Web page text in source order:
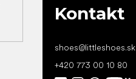
Kontakt
shoes@littleshoes.sk
+420 773 00 10 80